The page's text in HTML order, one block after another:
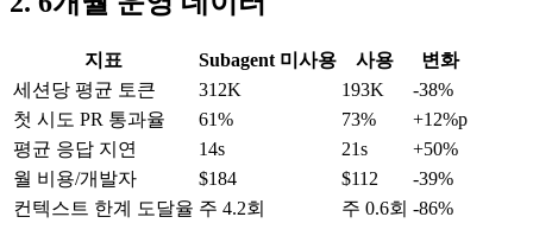
지표 Subagent 미사용 사용
변화
세션당 평균 토큰
312K 193K
-38%
첫 시도 PR 통과율
61% 73%
+12%p
평균 응답 지연
14s 21s
+50%
월 비용/개발자
$184 $112
-39%
컨텍스트 한계 도달율 주 4.2회 주 0.6회 -86%